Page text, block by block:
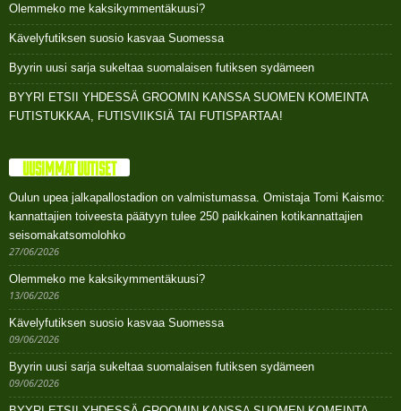
Olemmeko me kaksikymmentäkuusi?
Kävelyfutiksen suosio kasvaa Suomessa
Byyrin uusi sarja sukeltaa suomalaisen futiksen sydämeen
BYYRI ETSII YHDESSÄ GROOMIN KANSSA SUOMEN KOMEINTA
FUTISTUKKAA, FUTISVIIKSIÄ TAI FUTISPARTAA!
UUSIMMAT UUTISET
Oulun upea jalkapallostadion on valmistumassa. Omistaja Tomi Kaismo:
kannattajien toiveesta päätyyn tulee 250 paikkainen kotikannattajien
seisomakatsomolohko
27/06/2026
Olemmeko me kaksikymmentäkuusi?
13/06/2026
Kävelyfutiksen suosio kasvaa Suomessa
09/06/2026
Byyrin uusi sarja sukeltaa suomalaisen futiksen sydämeen
09/06/2026